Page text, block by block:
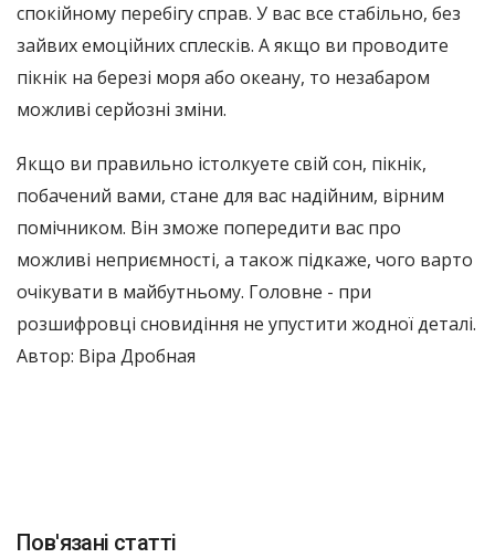
спокійному перебігу справ. У вас все стабільно, без
зайвих емоційних сплесків. А якщо ви проводите
пікнік на березі моря або океану, то незабаром
можливі серйозні зміни.
Якщо ви правильно істолкуете свій сон, пікнік,
побачений вами, стане для вас надійним, вірним
помічником. Він зможе попередити вас про
можливі неприємності, а також підкаже, чого варто
очікувати в майбутньому. Головне - при
розшифровці сновидіння не упустити жодної деталі.
Автор: Віра Дробная
Пов'язані статті